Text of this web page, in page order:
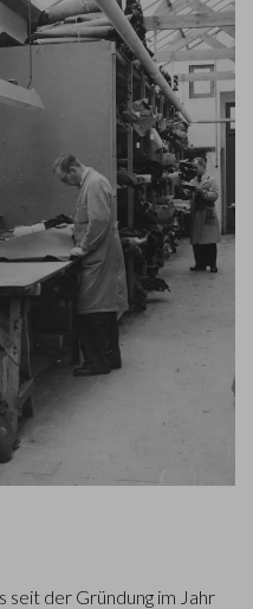
der Gründung im Jahr